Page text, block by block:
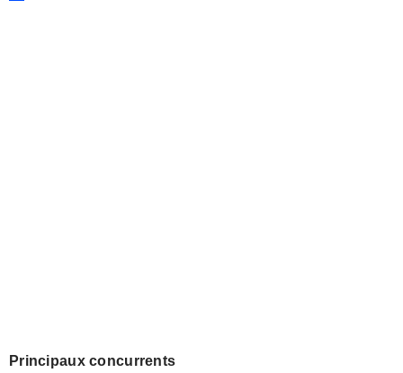
Principaux concurrents